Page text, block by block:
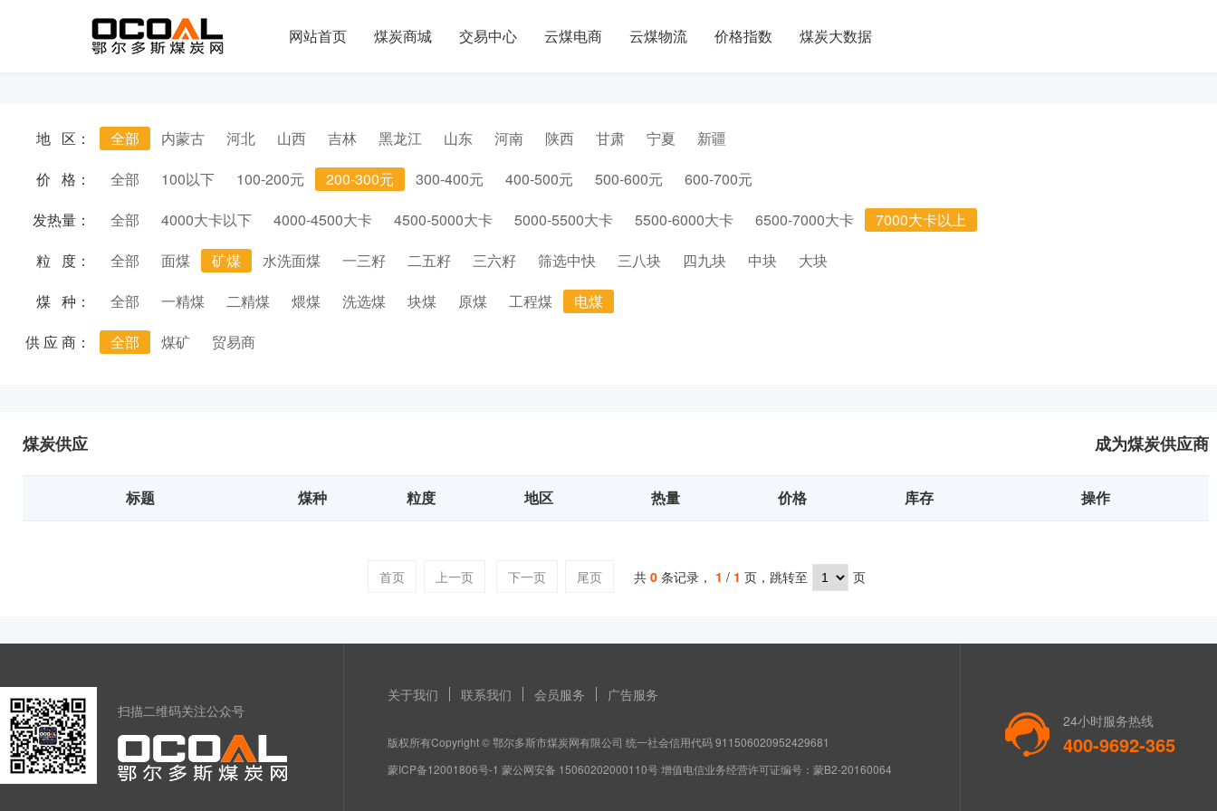
网站首页 煤炭商城 交易中心 云煤电商 云煤物流 价格指数 煤炭大数据
地 区： 全部 内蒙古 河北 山西 吉林 黑龙江 山东 河南 陕西 甘肃 宁夏
新疆
价 格：
全部 100以下 100-200元 200-300元 300-400元 400-500元 500-600元
600-700元
发热量：
全部 4000大卡以下 4000-4500大卡 4500-5000大卡 5000-5500大卡 5500-6000大卡 6500-7000大卡
7000大卡以上
粒 度：
全部 面煤 矿煤 水洗面煤 一三籽 二五籽 三六籽 筛选中快 三八块 四九块 中块
大块
煤 种：
全部 一精煤 二精煤 煨煤 洗选煤 块煤 原煤 工程煤
电煤
供 应 商：
全部 煤矿 贸易商
成为煤炭供应商
煤炭供应
标题 煤种 粒度 地区 热量 价格 库存 操作
首页 上一页 下一页 尾页 共 0 条记录， 1 / 1 页，跳转至 页
扫描二维码关注公众号
关于我们 联系我们 会员服务 广告服务
版权所有Copyright © 鄂尔多斯市煤炭网有限公司 统一社会信用代码 911506020952429681
蒙ICP备12001806号-1 蒙公网安备 15060202000110号 增值电信业务经营许可证编号：蒙B2-20160064
24小时服务热线
400-9692-365